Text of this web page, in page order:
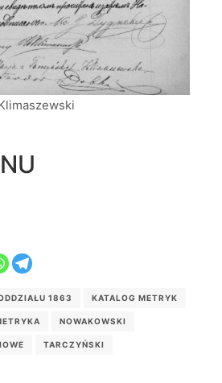
1863 KATALOG METRYK
NOWAKOWSKI
TARCZYŃSKI